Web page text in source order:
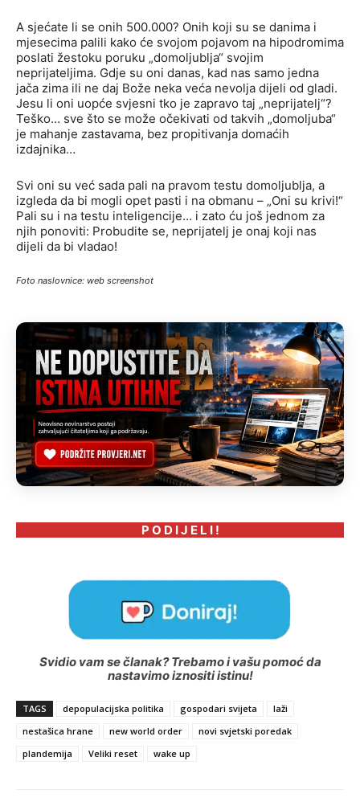
A sjećate li se onih 500.000? Onih koji su se danima i
mjesecima palili kako će svojom pojavom na hipodromima
poslati žestoku poruku „domoljublja“ svojim
neprijateljima. Gdje su oni danas, kad nas samo jedna
jača zima ili ne daj Bože neka veća nevolja dijeli od gladi.
Jesu li oni uopće svjesni tko je zapravo taj „neprijatelj“?
Teško… sve što se može očekivati od takvih „domoljuba“
je mahanje zastavama, bez propitivanja domaćih
izdajnika…
Svi oni su već sada pali na pravom testu domoljublja, a
izgleda da bi mogli opet pasti i na obmanu – „Oni su krivi!“
Pali su i na testu inteligencije… i zato ću još jednom za
njih ponoviti: Probudite se, neprijatelj je onaj koji nas
dijeli da bi vladao!
Foto naslovnice: web screenshot
P O D I J E L I !
Svidio vam se članak? Trebamo i vašu pomoć da
nastavimo iznositi istinu!
TAGS depopulacijska politika gospodari svijeta
laži
nestašica hrane
new world order
novi svjetski poredak
plandemija
Veliki reset wake up